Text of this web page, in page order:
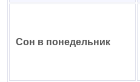
Сон в понедельник